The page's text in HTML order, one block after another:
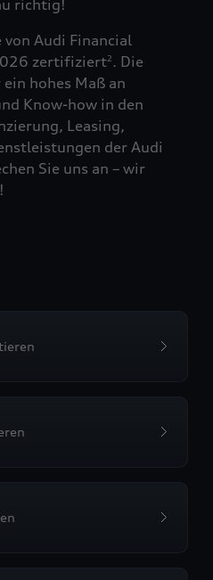
richtig!
von Audi Financial
zertifiziert2. Die
hohes Maß an
Know-how in den
Leasing,
der Audi
Sie uns an – wir